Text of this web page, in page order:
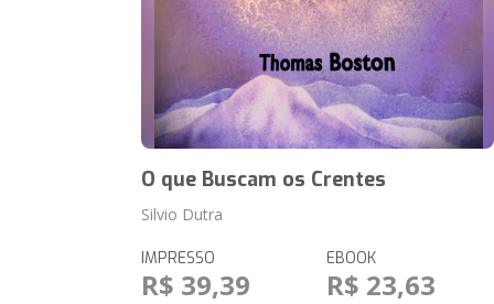
O que Buscam os Crentes
Silvio Dutra
IMPRESSO
R$ 39,39
EBOOK
R$ 23,63